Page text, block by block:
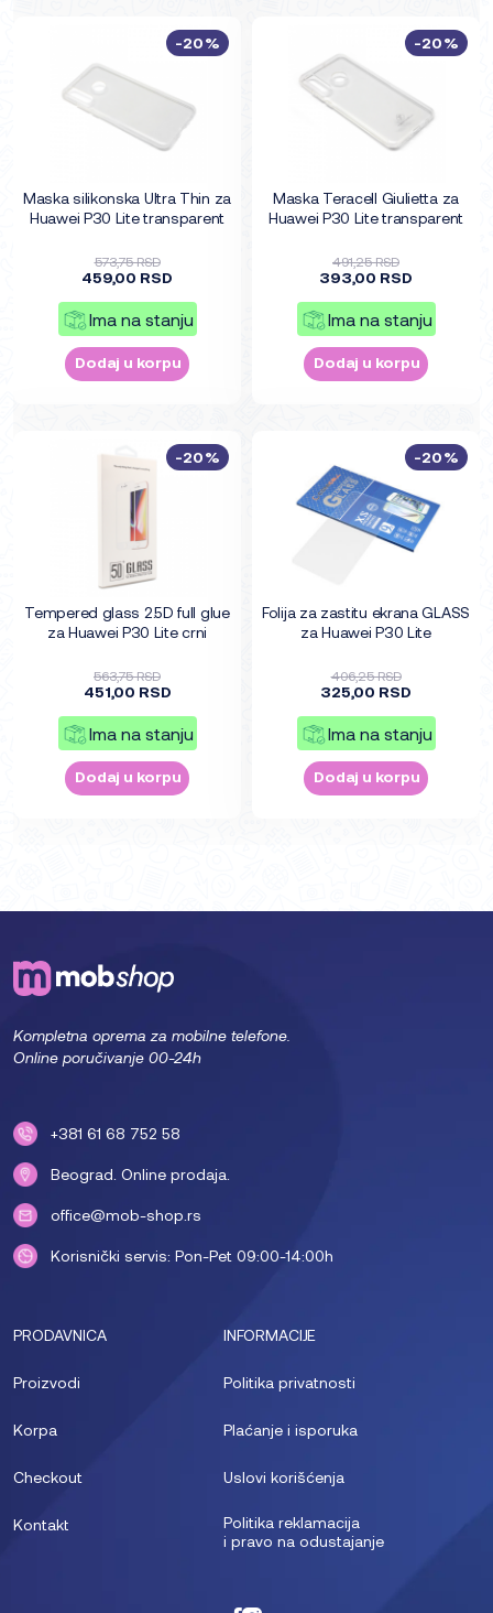
Maska silikonska Ultra Thin za
Huawei P30 Lite transparent
573,75 RSD
459,00 RSD
Ima na stanju
Dodaj u korpu
-20%
Maska Teracell Giulietta za
Huawei P30 Lite transparent
491,25 RSD
393,00 RSD
Ima na stanju
Dodaj u korpu
-20%
Tempered glass 2.5D full glue
za Huawei P30 Lite crni
563,75 RSD
451,00 RSD
Ima na stanju
Dodaj u korpu
-20%
Folija za zastitu ekrana GLASS
za Huawei P30 Lite
406,25 RSD
325,00 RSD
Ima na stanju
Dodaj u korpu
-20%
Kompletna oprema za mobilne telefone.
Online poručivanje 00-24h
+381 61 68 752 58
Beograd. Online prodaja.
office@mob-shop.rs
Korisnički servis: Pon-Pet 09:00-14:00h
PRODAVNICA
Proizvodi
Korpa
Checkout
Kontakt
INFORMACIJE
Politika privatnosti
Plaćanje i isporuka
Uslovi korišćenja
Politika reklamacija
i pravo na odustajanje